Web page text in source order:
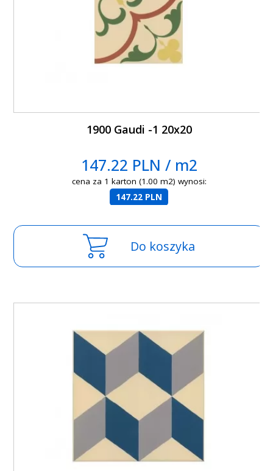
1900 Gaudi -1 20x20
147.22 PLN / m2
cena za 1 karton (1.00 m2) wynosi:
147.22 PLN
Do koszyka